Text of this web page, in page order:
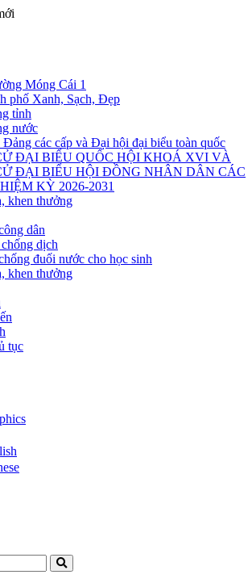
Móng Cái 1
phố Xanh, Sạch, Đẹp
tỉnh
nước
các cấp và Đại hội đại biểu toàn quốc
ĐẠI BIỂU QUỐC HỘI KHOÁ XVI VÀ
ĐẠI BIỂU HỘI ĐỒNG NHÂN DÂN CÁC
KỲ 2026-2031
khen thưởng
dân
dịch
đuối nước cho học sinh
khen thưởng
tục